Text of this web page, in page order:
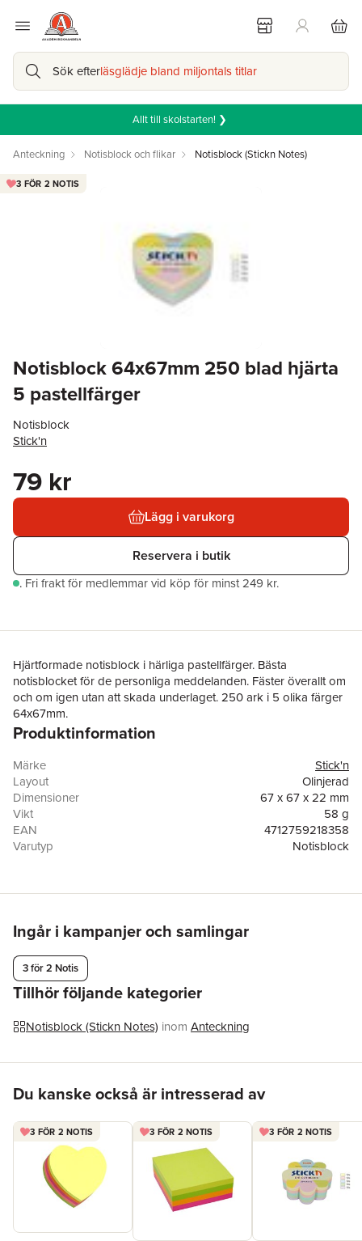
Sök efterläsglädje bland miljontals titlar
Allt till skolstarten! ❯
Anteckning Notisblock och flikar Notisblock (Stickn Notes)
Notisblock 64x67mm 250 blad hjärta
5 pastellfärger
3 FÖR 2 NOTIS
Notisblock
Stick'n
79 kr
Lägg i varukorg
Reservera i butik
. Fri frakt för medlemmar vid köp för minst 249 kr.
Hjärtformade notisblock i härliga pastellfärger. Bästa
notisblocket för de personliga meddelanden. Fäster överallt om
och om igen utan att skada underlaget. 250 ark i 5 olika färger
64x67mm.
Produktinformation
Märke
Stick'n
Layout
Olinjerad
Dimensioner
67 x 67 x 22 mm
Vikt
58 g
EAN
4712759218358
Varutyp
Notisblock
Ingår i kampanjer och samlingar
3 för 2 Notis
Tillhör följande kategorier
Notisblock (Stickn Notes) inom Anteckning
Du kanske också är intresserad av
3 FÖR 2 NOTIS 3 FÖR 2 NOTIS 3 FÖR 2 NOTIS